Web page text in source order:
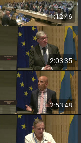
1:12:46
2:03:35
2:53:48